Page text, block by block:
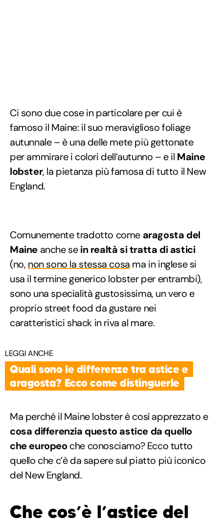
Ci sono due cose in particolare per cui è
famoso il Maine: il suo meraviglioso foliage
autunnale – è una delle mete più gettonate
per ammirare i colori dell’autunno – e il Maine
lobster, la pietanza più famosa di tutto il New
England.
Comunemente tradotto come aragosta del
Maine anche sein realtà si tratta di astici
(no, non sono la stessa cosa ma in inglese si
usa il termine generico lobster per entrambi),
sono una specialità gustosissima, un vero e
proprio street food da gustare nei
caratteristici shack in riva al mare.
LEGGI ANCHE
Quali sono le differenze tra astice e
aragosta? Ecco come distinguerle
Ma perché il Maine lobster è così apprezzato e
cosa differenzia questo astice da quello
che europeoche conosciamo? Ecco tutto
quello che c’è da sapere sul piatto più iconico
del New England.
Che cos’è l’astice del